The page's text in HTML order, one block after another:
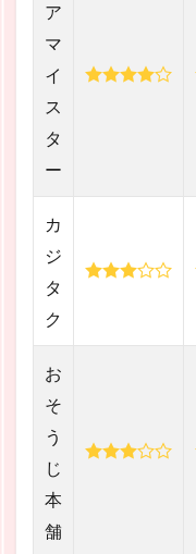
ア
マ
イ
ス
タ
ー
カ
ジ
タ
ク
お
そ
う
じ
本
舗